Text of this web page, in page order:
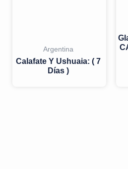
Argentina
Calafate Y Ushuaia: ( 7
Días )